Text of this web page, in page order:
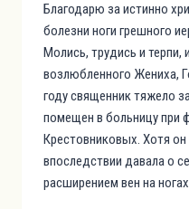
Благодарю за истинно
болезни ноги грешного
Молись, трудись и терпи,
возлюбленного Жениха,
году священник тяжело
помещен в больницу при
Крестовниковых. Хотя
впоследствии давала о
расширением вен на